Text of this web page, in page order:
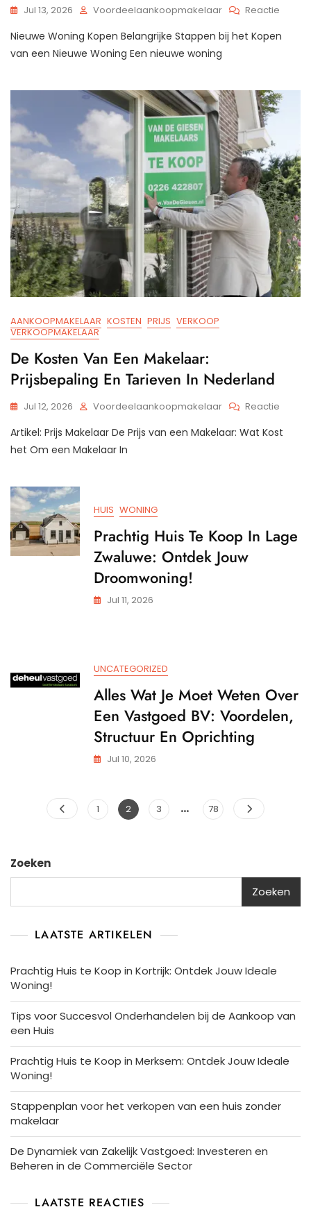
Jul 13, 2026 Voordeelaankoopmakelaar Reactie
Voor
Van
Een
Nieuwe Woning Kopen Belangrijke Stappen bij het Kopen
van een Nieuwe Woning Een nieuwe woning
AANKOOPMAKELAAR KOSTEN PRIJS VERKOOP
VERKOOPMAKELAAR
De Kosten Van Een Makelaar:
Prijsbepaling En Tarieven In Nederland
Jul 12, 2026 Voordeelaankoopmakelaar Reactie
Kosten
Artikel: Prijs Makelaar De Prijs van een Makelaar: Wat Kost
het Om een Makelaar In
HUIS WONING
Prachtig Huis Te Koop In Lage
Zwaluwe: Ontdek Jouw
Droomwoning!
Jul 11, 2026
UNCATEGORIZED
Alles Wat Je Moet Weten Over
Een Vastgoed BV: Voordelen,
Structuur En Oprichting
Jul 10, 2026
Berichtnavigatie
Pagina
1 Pagina
2 Pagina
3 … Pagina
78
Zoeken
Zoeken
LAATSTE ARTIKELEN
Prachtig Huis te Koop in Kortrijk: Ontdek Jouw Ideale
Woning!
Tips voor Succesvol Onderhandelen bij de Aankoop van
een Huis
Prachtig Huis te Koop in Merksem: Ontdek Jouw Ideale
Woning!
Stappenplan voor het verkopen van een huis zonder
makelaar
De Dynamiek van Zakelijk Vastgoed: Investeren en
Beheren in de Commerciële Sector
LAATSTE REACTIES